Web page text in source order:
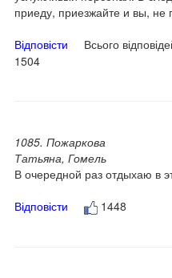
приеду, приезжайте и вы, не
Відповісти Всього
1504
1085. Пожаркова
Татьяна, Гомель
В очередной раз отдыхаю в
Відповісти
1448